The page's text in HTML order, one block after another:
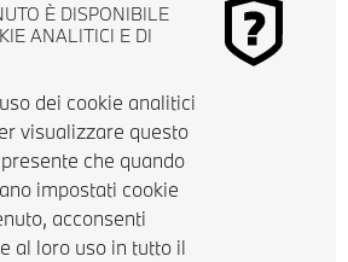
È DISPONIBILE
ANALITICI E DI
dei cookie analitici
visualizzare questo
che quando
impostati cookie
acconsenti
al loro uso in tutto il